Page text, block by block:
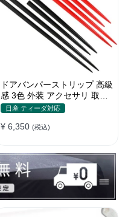
ドアバンパーストリップ 高級
感 3色 外装 アクセサリ 取付
簡単 保護フィルム キズ防止
日産 ティーダ対応
¥ 6,350 (税込)